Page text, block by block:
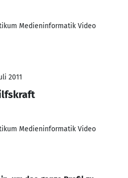
Medieninformatik Video
2011
Medieninformatik Video